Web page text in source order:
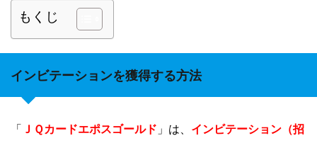
もくじ
インビテーションを獲得する方法
「 ＪＱカードエポスゴールド 」は、 インビテーション（招